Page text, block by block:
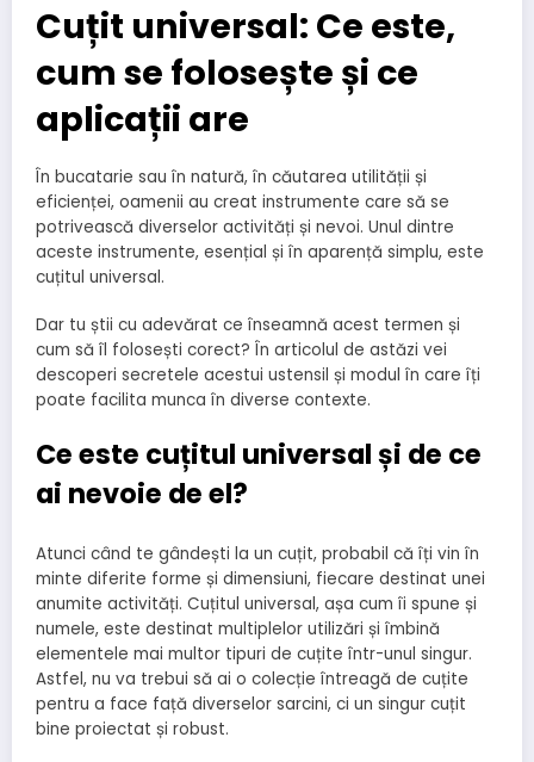
Cuțit universal: Ce este,
cum se folosește și ce
aplicații are
În bucatarie sau în natură, în căutarea utilității și
eficienței, oamenii au creat instrumente care să se
potrivească diverselor activități și nevoi. Unul dintre
aceste instrumente, esențial și în aparență simplu, este
cuțitul universal.
Dar tu știi cu adevărat ce înseamnă acest termen și
cum să îl folosești corect? În articolul de astăzi vei
descoperi secretele acestui ustensil și modul în care îți
poate facilita munca în diverse contexte.
Ce este cuțitul universal și de ce
ai nevoie de el?
Atunci când te gândești la un cuțit, probabil că îți vin în
minte diferite forme și dimensiuni, fiecare destinat unei
anumite activități. Cuțitul universal, așa cum îi spune și
numele, este destinat multiplelor utilizări și îmbină
elementele mai multor tipuri de cuțite într-unul singur.
Astfel, nu va trebui să ai o colecție întreagă de cuțite
pentru a face față diverselor sarcini, ci un singur cuțit
bine proiectat și robust.